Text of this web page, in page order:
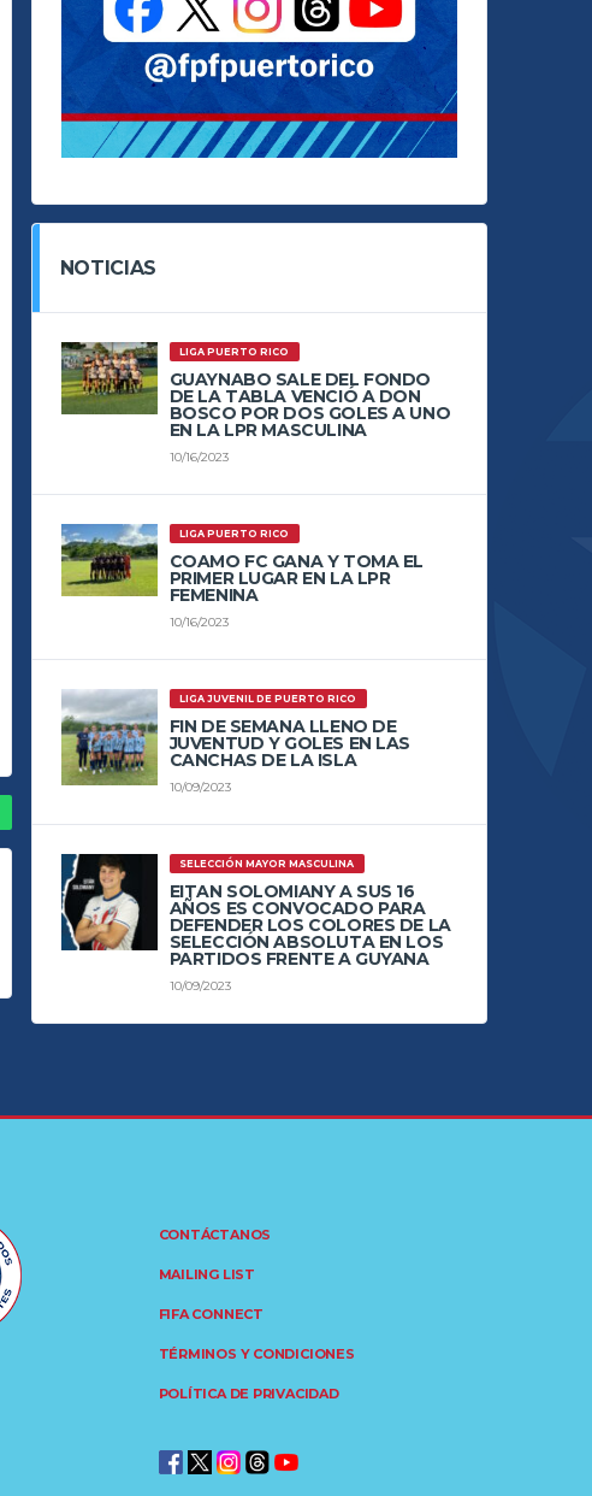
NOTICIAS
LIGA PUERTO RICO
GUAYNABO SALE DEL FONDO
DE LA TABLA VENCIÓ A DON
BOSCO POR DOS GOLES A UNO
EN LA LPR MASCULINA
10/16/2023
LIGA PUERTO RICO
COAMO FC GANA Y TOMA EL
PRIMER LUGAR EN LA LPR
FEMENINA
10/16/2023
LIGA JUVENIL DE PUERTO RICO
FIN DE SEMANA LLENO DE
JUVENTUD Y GOLES EN LAS
CANCHAS DE LA ISLA
10/09/2023
SELECCIÓN MAYOR MASCULINA
EITAN SOLOMIANY A SUS 16
AÑOS ES CONVOCADO PARA
DEFENDER LOS COLORES DE LA
SELECCIÓN ABSOLUTA EN LOS
PARTIDOS FRENTE A GUYANA
10/09/2023
CONTÁCTANOS
MAILING LIST
FIFA CONNECT
TÉRMINOS Y CONDICIONES
POLÍTICA DE PRIVACIDAD